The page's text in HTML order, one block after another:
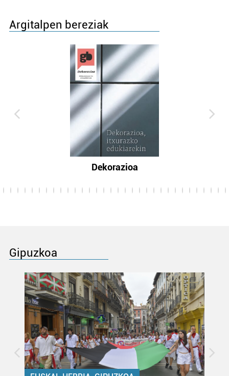
Argitalpen bereziak
Dekorazioa
Gipuzkoa